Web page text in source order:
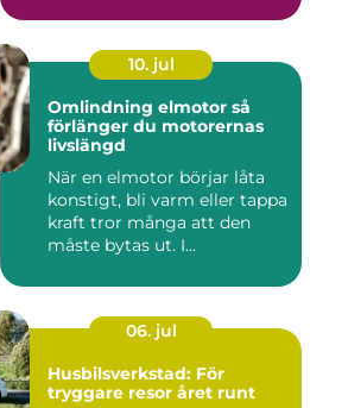
10. jul
Omlindning elmotor så
förlänger du motorernas
livslängd
När en elmotor börjar låta
konstigt, bli varm eller tappa
kraft tror många att den
måste bytas ut. I...
06. jul
Husbilsverkstad: För
tryggare resor året runt